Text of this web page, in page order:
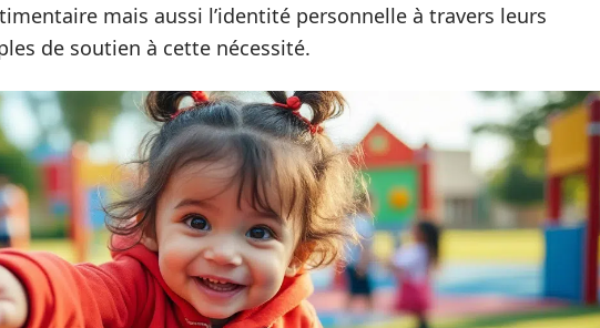
mais aussi l’identité personnelle à travers leurs
de soutien à cette nécessité.